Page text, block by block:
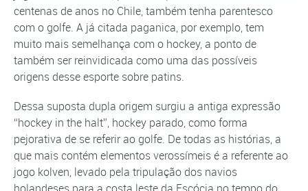
centenas de anos no Chile, também tenha parentesco
com o golfe. A já citada paganica, por exemplo, tem
muito mais semelhança com o hockey, a ponto de
também ser reinvidicada como uma das possíveis
origens desse esporte sobre patins.
Dessa suposta dupla origem surgiu a antiga expressão
“hockey in the halt”, hockey parado, como forma
pejorativa de se referir ao golfe. De todas as histórias, a
que mais contém elementos verossímeis é a referente ao
jogo kolven, levado pela tripulação dos navios